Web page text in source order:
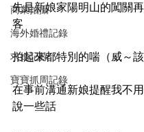
商業拍攝
海外婚禮記錄
求婚記錄
寶寶抓周記錄
先是新娘家陽明山的闖關
客
拍起來都特別的喘（威～
在事前溝通新娘提醒我不
說一些話